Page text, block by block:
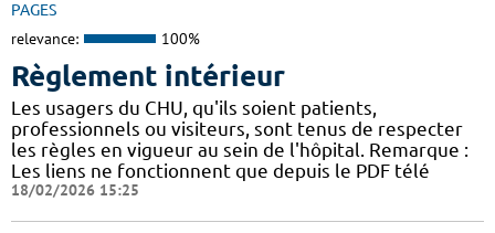
PAGES
relevance: 100%
Règlement intérieur
Les usagers du CHU, qu'ils soient patients,
professionnels ou visiteurs, sont tenus de respecter
les règles en vigueur au sein de l'hôpital. Remarque :
Les liens ne fonctionnent que depuis le PDF télé
18/02/2026 15:25